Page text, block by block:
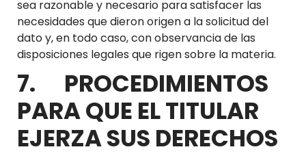
sea razonable y necesario para satisfacer las
necesidades que dieron origen a la solicitud del
dato y, en todo caso, con observancia de las
disposiciones legales que rigen sobre la materia.
7. PROCEDIMIENTOS
PARA QUE EL TITULAR
EJERZA SUS DERECHOS